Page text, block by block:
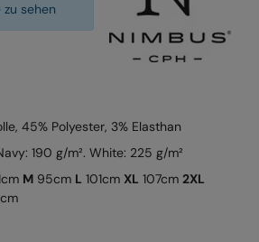
zu sehen
45% Polyester, 3% Elasthan
190 g/m². White: 225 g/m²
M95cm L 101cm XL 107cm 2XL